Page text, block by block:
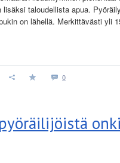
taloudellista apua.
on lähellä. Merkittävästi yli
0